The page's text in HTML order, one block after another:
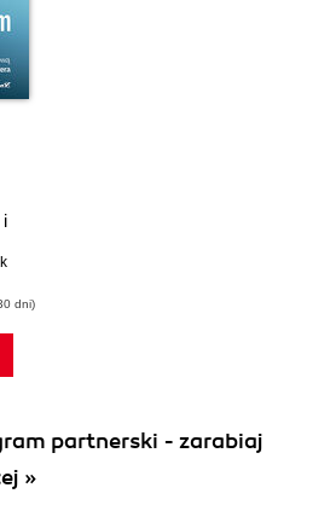
dni)
partnerski - zarabiaj
»